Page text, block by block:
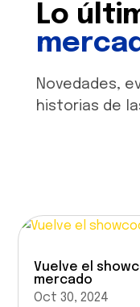
Lo
Novedades,
historias de
Vuelve el
mercado
Oct 30, 2024